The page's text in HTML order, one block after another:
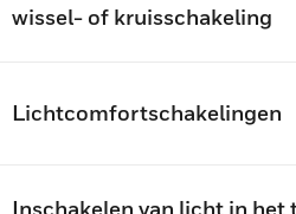
wissel- of kruisschakeling
Lichtcomfortschakelingen
Inschakelen van licht in het